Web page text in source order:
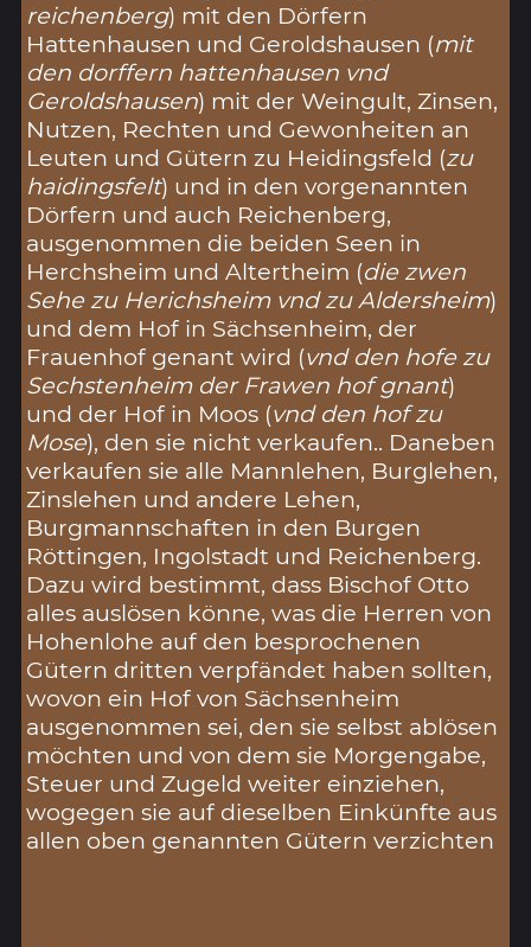
reichenberg) mit den Dörfern
Hattenhausen und Geroldshausen (mit
den dorffern hattenhausen vnd
Geroldshausen) mit der Weingult, Zinsen,
Nutzen, Rechten und Gewonheiten an
Leuten und Gütern zu Heidingsfeld (zu
haidingsfelt) und in den vorgenannten
Dörfern und auch Reichenberg,
ausgenommen die beiden Seen in
Herchsheim und Altertheim (die zwen
Sehe zu Herichsheim vnd zu Aldersheim)
und dem Hof in Sächsenheim, der
Frauenhof genant wird (vnd den hofe zu
Sechstenheim der Frawen hof gnant)
und der Hof in Moos (vnd den hof zu
Mose), den sie nicht verkaufen.. Daneben
verkaufen sie alle Mannlehen, Burglehen,
Zinslehen und andere Lehen,
Burgmannschaften in den Burgen
Röttingen, Ingolstadt und Reichenberg.
Dazu wird bestimmt, dass Bischof Otto
alles auslösen könne, was die Herren von
Hohenlohe auf den besprochenen
Gütern dritten verpfändet haben sollten,
wovon ein Hof von Sächsenheim
ausgenommen sei, den sie selbst ablösen
möchten und von dem sie Morgengabe,
Steuer und Zugeld weiter einziehen,
wogegen sie auf dieselben Einkünfte aus
allen oben genannten Gütern verzichten